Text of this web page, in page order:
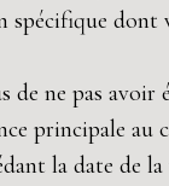
spécifique dont
de ne pas avoir
principale au
la date de la